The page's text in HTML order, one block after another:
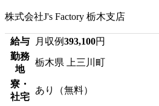
株式会社J's Factory 栃木支店
給与 月収例393,100円
勤務
地
栃木県 上三川町
寮・
社宅
あり（無料）